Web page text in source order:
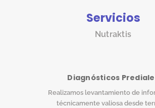
Servicios
Nutraktis
Diagnósticos
Realizamos levantamiento de
técnicamente valiosa desde